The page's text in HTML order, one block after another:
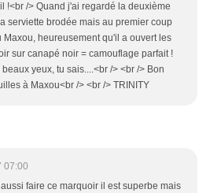
!<br /> Quand j'ai regardé la deuxième
serviette brodée mais au premier coup
Maxou, heureusement qu'il a ouvert les
sur canapé noir = camouflage parfait !
yeux, tu sais....<br /> <br /> Bon
à Maxou<br /> <br /> TRINITY
07:00
faire ce marquoir il est superbe mais